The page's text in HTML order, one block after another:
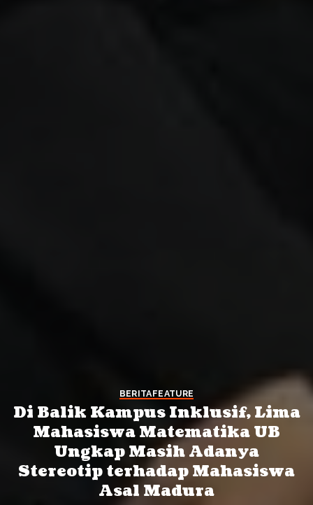
BERITAFEATURE
Di Balik Kampus Inklusif, Lima
Mahasiswa Matematika UB
Ungkap Masih Adanya
Stereotip terhadap Mahasiswa
Asal Madura